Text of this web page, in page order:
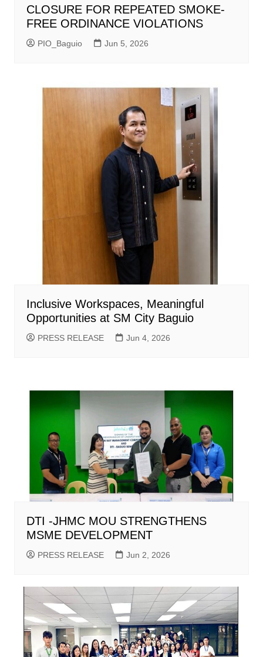
CLOSURE FOR REPEATED SMOKE-
FREE ORDINANCE VIOLATIONS
PIO_Baguio Jun 5, 2026
Inclusive Workspaces, Meaningful
Opportunities at SM City Baguio
PRESS RELEASE Jun 4, 2026
DTI -JHMC MOU STRENGTHENS
MSME DEVELOPMENT
PRESS RELEASE Jun 2, 2026